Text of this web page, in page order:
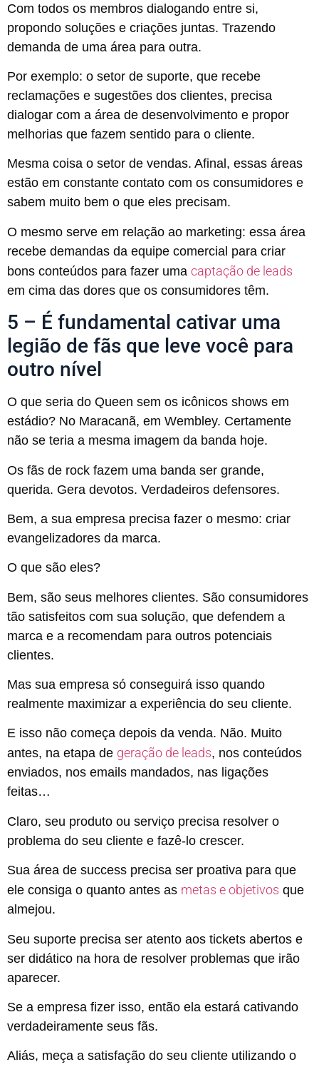
Com todos os membros dialogando entre si,
propondo soluções e criações juntas. Trazendo
demanda de uma área para outra.
Por exemplo: o setor de suporte, que recebe
reclamações e sugestões dos clientes, precisa
dialogar com a área de desenvolvimento e propor
melhorias que fazem sentido para o cliente.
Mesma coisa o setor de vendas. Afinal, essas áreas
estão em constante contato com os consumidores e
sabem muito bem o que eles precisam.
O mesmo serve em relação ao marketing: essa área
recebe demandas da equipe comercial para criar
bons conteúdos para fazer uma captação de leads
em cima das dores que os consumidores têm.
5 – É fundamental cativar uma
legião de fãs que leve você para
outro nível
O que seria do Queen sem os icônicos shows em
estádio? No Maracanã, em Wembley. Certamente
não se teria a mesma imagem da banda hoje.
Os fãs de rock fazem uma banda ser grande,
querida. Gera devotos. Verdadeiros defensores.
Bem, a sua empresa precisa fazer o mesmo: criar
evangelizadores da marca.
O que são eles?
Bem, são seus melhores clientes. São consumidores
tão satisfeitos com sua solução, que defendem a
marca e a recomendam para outros potenciais
clientes.
Mas sua empresa só conseguirá isso quando
realmente maximizar a experiência do seu cliente.
E isso não começa depois da venda. Não. Muito
antes, na etapa de geração de leads, nos conteúdos
enviados, nos emails mandados, nas ligações
feitas…
Claro, seu produto ou serviço precisa resolver o
problema do seu cliente e fazê-lo crescer.
Sua área de success precisa ser proativa para que
ele consiga o quanto antes as metas e objetivos que
almejou.
Seu suporte precisa ser atento aos tickets abertos e
ser didático na hora de resolver problemas que irão
aparecer.
Se a empresa fizer isso, então ela estará cativando
verdadeiramente seus fãs.
Aliás, meça a satisfação do seu cliente utilizando o